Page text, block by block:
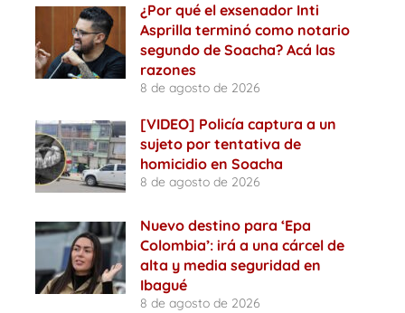
¿Por qué el exsenador Inti
Asprilla terminó como notario
segundo de Soacha? Acá las
razones
8 de agosto de 2026
[VIDEO] Policía captura a un
sujeto por tentativa de
homicidio en Soacha
8 de agosto de 2026
Nuevo destino para ‘Epa
Colombia’: irá a una cárcel de
alta y media seguridad en
Ibagué
8 de agosto de 2026